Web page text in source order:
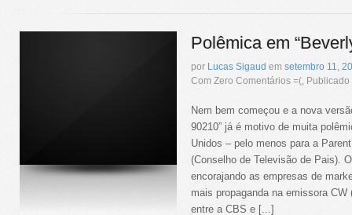
Polêmica em
por Lucas Sigaud em setembro 11
Com Zero Comentários =(,
Nem bem começou e a nova
90210” já é motivo de muita
Unidos – pelo menos para a
(Conselho de Televisão de Pais).
encorajando as empresas de
mais propaganda na emissora CW
entre a CBS e [...]